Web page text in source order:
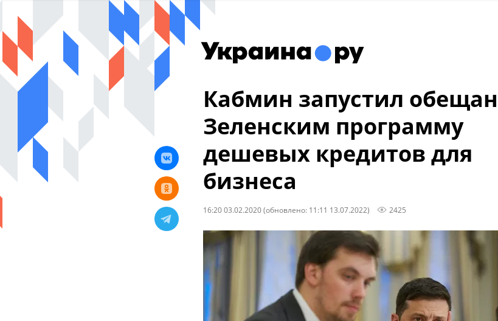
Кабмин запустил
Зеленским программу
дешевых кредитов для
бизнеса
16:20 03.02.2020(обновлено: 11:11 13.07.2022) 2425